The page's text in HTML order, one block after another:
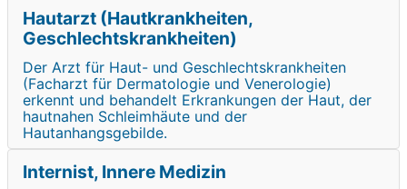
Hautarzt (Hautkrankheiten,
Geschlechtskrankheiten)
Der Arzt für Haut- und Geschlechtskrankheiten
(Facharzt für Dermatologie und Venerologie)
erkennt und behandelt Erkrankungen der Haut, der
hautnahen Schleimhäute und der
Hautanhangsgebilde.
Internist, Innere Medizin